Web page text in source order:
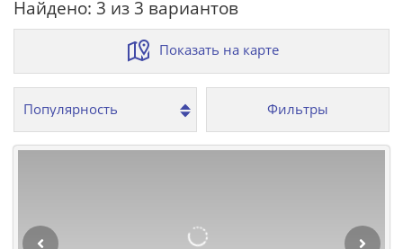
Найдено: 3 из 3 вариантов
Показать на карте
Фильтры